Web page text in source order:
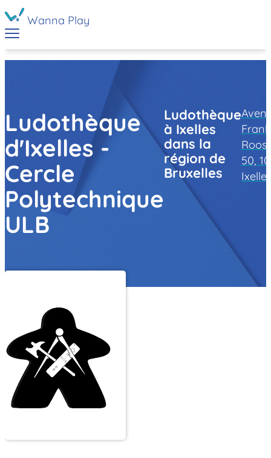
Wanna Play
Ludothèque
d'Ixelles -
Cercle
Polytechnique
ULB
Ludothèque
à Ixelles
dans la
région de
Bruxelles
50,